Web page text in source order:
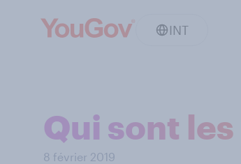
INT
Qui sont
8 février 2019